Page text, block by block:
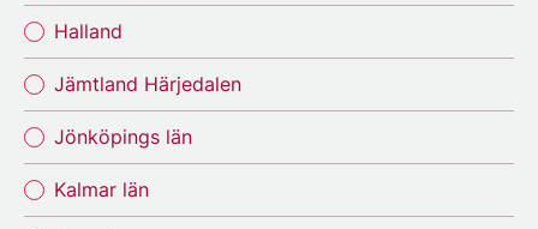
Halland
Jämtland Härjedalen
Jönköpings län
Kalmar län